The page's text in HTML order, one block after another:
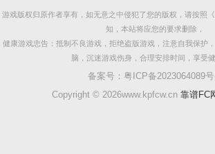
游戏版权归原作者享有，如无意之中侵犯了您的版权，请按照
知，本站将应您的要求删除，
健康游戏忠告：抵制不良游戏，拒绝盗版游戏，注意自我保护
脑，沉迷游戏伤身，合理安排时间，享受
备案号： 粤ICP备2023064089
Copyright © 2026www.kpfcw.cn 靠谱FC